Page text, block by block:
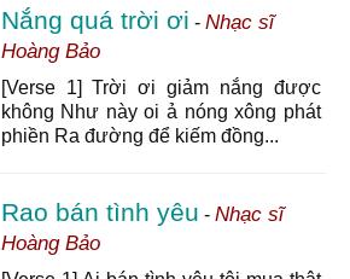
Nắng quá trời ơi - Nhạc sĩ
Hoàng Bảo
[Verse 1] Trời ơi giảm nắng được
không Như này oi ả nóng xông phát
phiền Ra đường để kiếm đồng...
Rao bán tình yêu - Nhạc sĩ
Hoàng Bảo